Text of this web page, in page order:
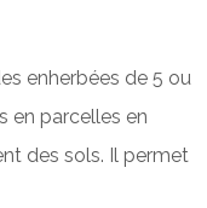
enherbées de 5 ou
en parcelles en
des sols. Il permet